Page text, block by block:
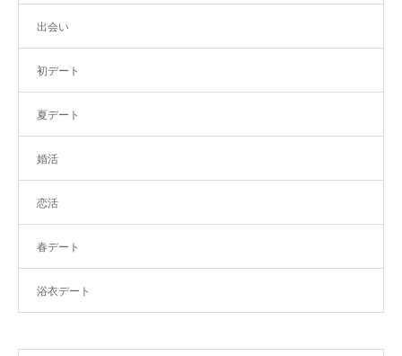
出会い
初デート
夏デート
婚活
恋活
春デート
浴衣デート